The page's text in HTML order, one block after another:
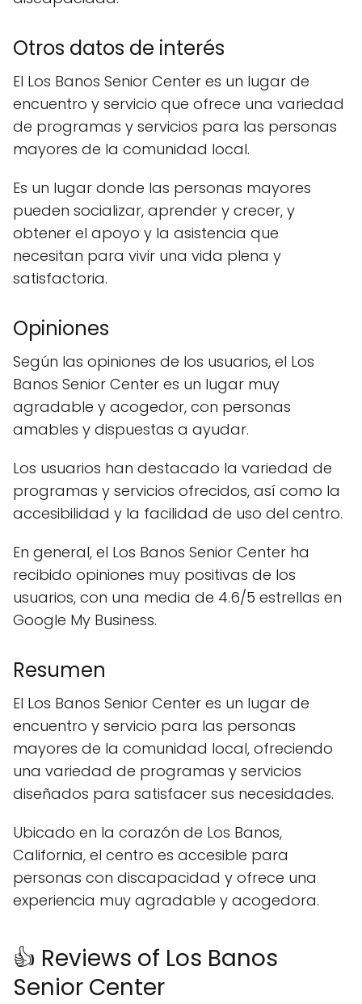
Otros datos de interés
El Los Banos Senior Center es un lugar de
encuentro y servicio que ofrece una variedad
de programas y servicios para las personas
mayores de la comunidad local.
Es un lugar donde las personas mayores
pueden socializar, aprender y crecer, y
obtener el apoyo y la asistencia que
necesitan para vivir una vida plena y
satisfactoria.
Opiniones
Según las opiniones de los usuarios, el Los
Banos Senior Center es un lugar muy
agradable y acogedor, con personas
amables y dispuestas a ayudar.
Los usuarios han destacado la variedad de
programas y servicios ofrecidos, así como la
accesibilidad y la facilidad de uso del centro.
En general, el Los Banos Senior Center ha
recibido opiniones muy positivas de los
usuarios, con una media de 4.6/5 estrellas en
Google My Business.
Resumen
El Los Banos Senior Center es un lugar de
encuentro y servicio para las personas
mayores de la comunidad local, ofreciendo
una variedad de programas y servicios
diseñados para satisfacer sus necesidades.
Ubicado en la corazón de Los Banos,
California, el centro es accesible para
personas con discapacidad y ofrece una
experiencia muy agradable y acogedora.
👍 Reviews of Los Banos
Senior Center